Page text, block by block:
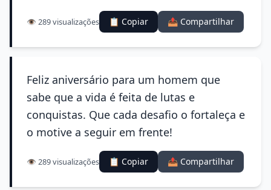
👁️ 289 visualizações 📋 Copiar 📤 Compartilhar
Feliz aniversário para um homem que
sabe que a vida é feita de lutas e
conquistas. Que cada desafio o fortaleça e
o motive a seguir em frente!
👁️ 289 visualizações 📋 Copiar 📤 Compartilhar